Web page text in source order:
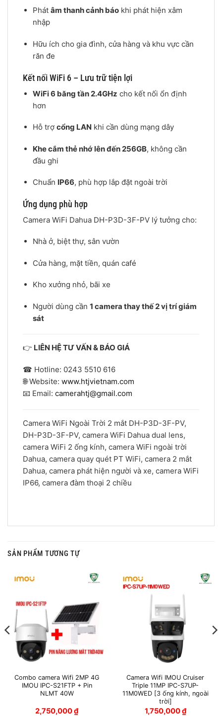
Phát âm thanh cảnh báokhi phát hiện xâm
nhập
Hữu ích cho gia đình, cửa hàng và khu vực cần
răn đe
Kết nối WiFi 6 – Lưu trữ tiện lợi
WiFi 6 băng tần 2.4GHz cho kết nối ổn định
hơn
Hỗ trợ cổng LAN khi cần dùng mạng dây
Khe cắm thẻ nhớ lên đến 256GB, không cần
đầu ghi
Chuẩn IP66, phù hợp lắp đặt ngoài trời
Ứng dụng phù hợp
Camera WiFi Dahua DH-P3D-3F-PV lý tưởng cho:
Nhà ở, biệt thự, sân vườn
Cửa hàng, mặt tiền, quán café
Kho xưởng nhỏ, bãi xe
Người dùng cần 1 camera thay thế 2 vị trí giám
sát
👉 LIÊN HỆ TƯ VẤN & BÁO GIÁ
☎ Hotline: 0243 5510 616
🌐 Website: www.htjvietnam.com
📧 Email: camerahtj@gmail.com
Camera WiFi Ngoài Trời 2 mắt DH-P3D-3F-PV,
DH-P3D-3F-PV, camera WiFi Dahua dual lens,
camera WiFi 2 ống kính, camera WiFi ngoài trời
Dahua, camera quay quét PT WiFi, camera 2 mắt
Dahua, camera phát hiện người và xe, camera WiFi
IP66, camera đàm thoại 2 chiều
SẢN PHẨM TƯƠNG TỰ
Combo camera Wifi 2MP 4G
IMOU IPC-S21FTP + Pin
NLMT 40W
2,750,000₫
Camera Wifi IMOU Cruiser
Triple 11MP IPC-S7UP-
11M0WED [3 ống kính, ngoài
trời]
1,750,000₫